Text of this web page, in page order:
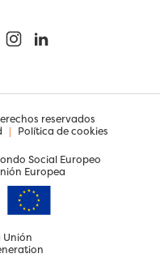
PinterestInstagram
reservados
| Política de cookies
Social Europeo
Europea
Unión